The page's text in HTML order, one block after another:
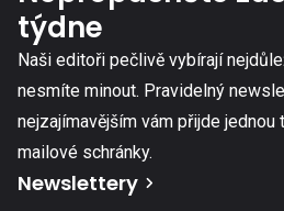
týdne
Naši editoři pečlivě vybírají
nesmíte minout. Pravidelný
nejzajímavějším vám přijde jednou
mailové schránky.
Newslettery